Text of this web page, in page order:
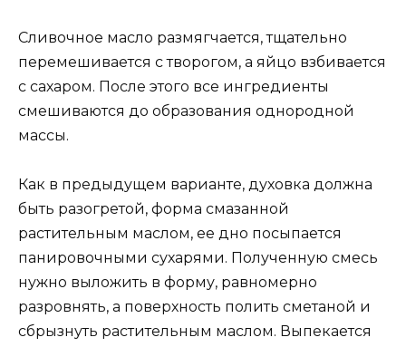
Сливочное масло размягчается, тщательно
перемешивается с творогом, а яйцо взбивается
с сахаром. После этого все ингредиенты
смешиваются до образования однородной
массы.
Как в предыдущем варианте, духовка должна
быть разогретой, форма смазанной
растительным маслом, ее дно посыпается
панировочными сухарями. Полученную смесь
нужно выложить в форму, равномерно
разровнять, а поверхность полить сметаной и
сбрызнуть растительным маслом. Выпекается